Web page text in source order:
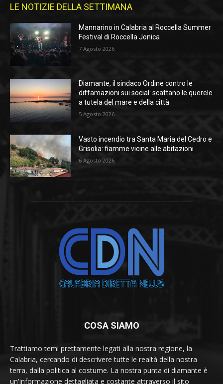
LE NOTIZIE DELLA SETTIMANA
Mannarino in Calabria al Roccella Summer
Festival di Roccella Jonica
7 Agosto 2026
Diamante, il sindaco Ordine contro le
diffamazioni sui social: scattano le querele
a tutela del mare e della città
5 Agosto 2026
Vasto incendio tra Santa Maria del Cedro e
Grisolia: fiamme vicine alle abitazioni
6 Agosto 2026
COSA SIAMO
Trattiamo temi prettamente legati alla nostra regione, la
Calabria, cercando di descrivere tutte le realtà della nostra
terra, dalla politica al costume. La nostra punta di diamante è
un'informazione dettagliata e costante attraverso il sito